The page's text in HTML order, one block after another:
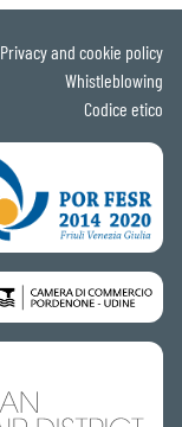
Privacy and cookie policy
Whistleblowing
Codice etico